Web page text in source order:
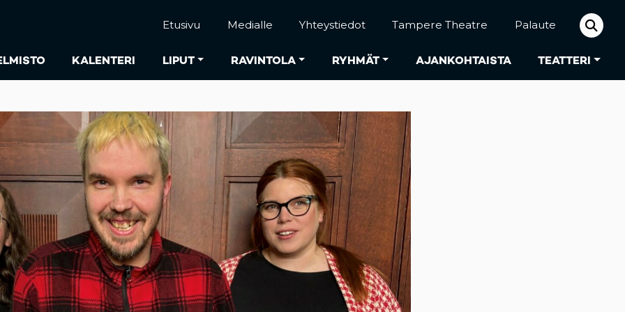
KALENTERI LIPUT RAVINTOLA RYHMÄT AJANKOHTAISTA TEATTERI
Etusivu Medialle Yhteystiedot Tampere Theatre Palaute